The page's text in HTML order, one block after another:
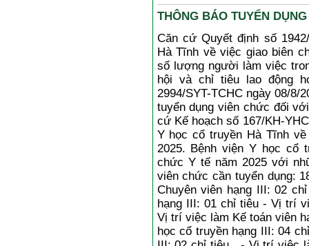
THÔNG BÁO TUYỂN
Căn cứ Quyết định số
Hà Tĩnh về việc giao biên
số lượng người làm việc
hội và chỉ tiêu lao động
2994/SYT-TCHC ngày 08/8/
tuyển dụng viên chức đối
cứ Kế hoạch số 167/KH-
Y học cổ truyền Hà Tĩnh
2025. Bệnh viện Y học cổ
chức Y tế năm 2025 với
viên chức cần tuyển dụng:
Chuyên viên hạng III: 02
hạng III: 01 chỉ tiêu - Vị trí
Vị trí việc làm Kế toán viên
học cổ truyền hạng III: 04